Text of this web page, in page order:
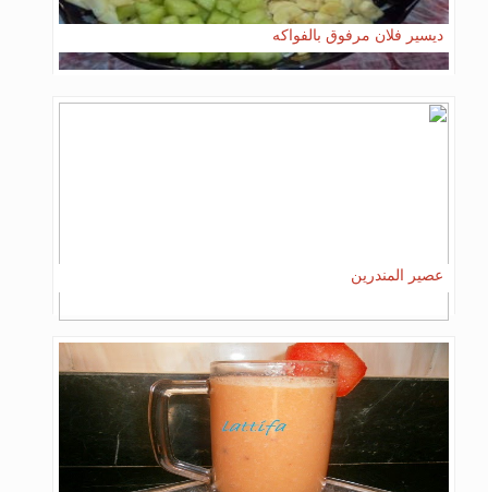
ديسير فلان مرفوق بالفواكه
عصير المندرين